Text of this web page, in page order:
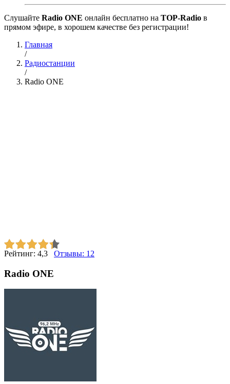
Cлушайте Radio ONE онлайн бесплатно на TOP-Radio в
прямом эфире, в хорошем качестве без регистрации!
Главная
/
Радиостанции
/
Radio ONE
Рейтинг: 4,3 Отзывы: 12
Radio ONE